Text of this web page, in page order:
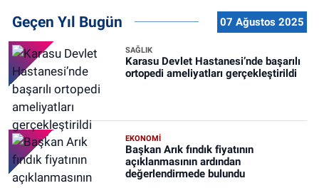
Geçen Yıl Bugün 07 Ağustos 2025
SAĞLIK
Karasu Devlet Hastanesi’nde başarılı
ortopedi ameliyatları gerçekleştirildi
EKONOMİ
Başkan Arık fındık fiyatının
açıklanmasının ardından
değerlendirmede bulundu